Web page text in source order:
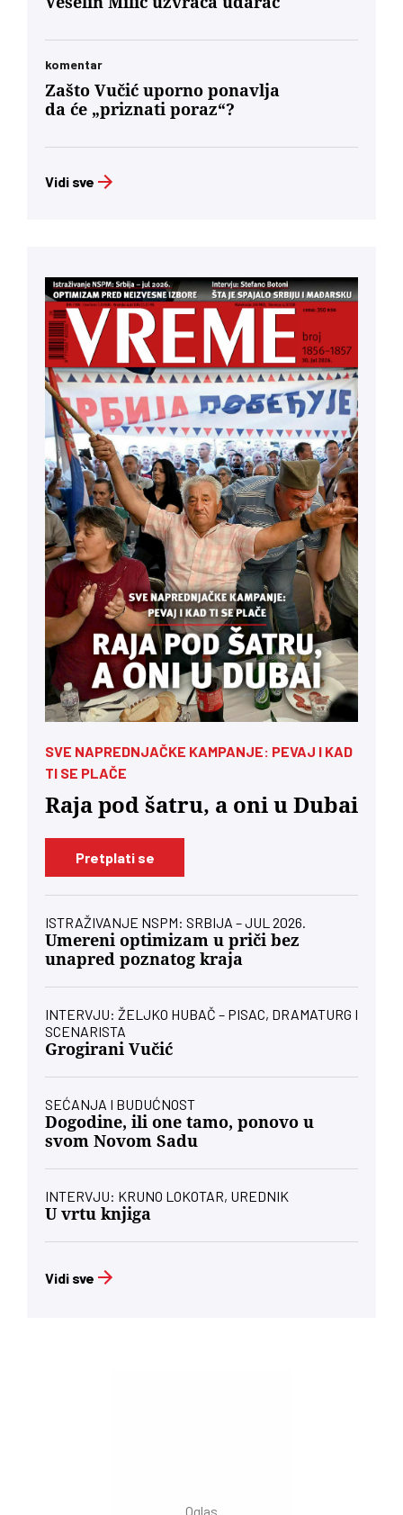
komentar
Zašto Vučić uporno ponavlja
da će „priznati poraz“?
Vidi sve
SVE NAPREDNJAČKE KAMPANJE: PEVAJ I KAD
TI SE PLAČE
Raja pod šatru, a oni u Dubai
Pretplati se
ISTRAŽIVANJE NSPM: SRBIJA – JUL 2026.
Umereni optimizam u priči bez
unapred poznatog kraja
INTERVJU: ŽELJKO HUBAČ – PISAC, DRAMATURG I
SCENARISTA
Grogirani Vučić
SEĆANJA I BUDUĆNOST
Dogodine, ili one tamo, ponovo u
svom Novom Sadu
INTERVJU: KRUNO LOKOTAR, UREDNIK
U vrtu knjiga
Vidi sve